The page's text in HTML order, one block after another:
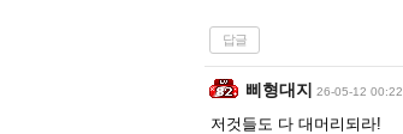
답글
삐형대지 26-05-12 00:22
저것들도 다 대머리되라!